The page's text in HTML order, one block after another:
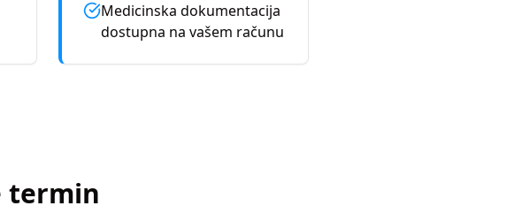
Medicinska dokumentacija
dostupna na vašem računu
termin